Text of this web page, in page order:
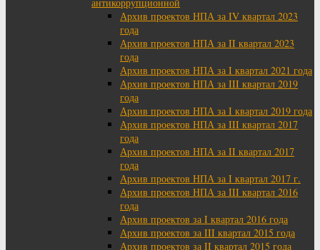
антикоррупционной
Архив проектов НПА за IV квартал 2023
года
Архив проектов НПА за II квартал 2023
года
Архив проектов НПА за I квартал 2021 года
Архив проектов НПА за III квартал 2019
года
Архив проектов НПА за I квартал 2019 года
Архив проектов НПА за III квартал 2017
года
Архив проектов НПА за II квартал 2017
года
Архив проектов НПА за I квартал 2017 г.
Архив проектов НПА за III квартал 2016
года
Архив проектов за I квартал 2016 года
Архив проектов за III квартал 2015 года
Архив проектов за II квартал 2015 года